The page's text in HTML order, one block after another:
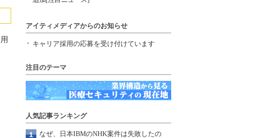
アイティメディアからのお知らせ
キャリア採用の応募を受け付けています
注目のテーマ
人気記事ランキング
なぜ、日本IBMのNHK案件は失敗したの